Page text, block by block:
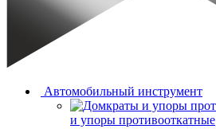
Автомобильный инструмент
и упоры противооткатные